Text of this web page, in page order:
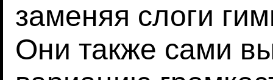
заменяя слоги
Они также сами